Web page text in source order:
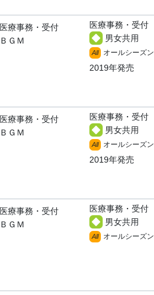
医療事務・受付
ＢＧＭ
医療事務・受付
男女共用
All オールシーズン
2019年発売
医療事務・受付
ＢＧＭ
医療事務・受付
男女共用
All オールシーズン
2019年発売
医療事務・受付
ＢＧＭ
医療事務・受付
男女共用
All オールシーズン